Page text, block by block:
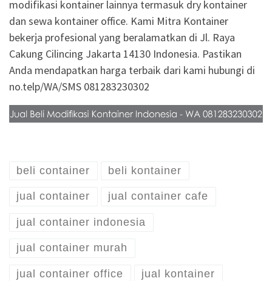
modifikasi kontainer lainnya termasuk dry kontainer
dan sewa kontainer office. Kami Mitra Kontainer
bekerja profesional yang beralamatkan di Jl. Raya
Cakung Cilincing Jakarta 14130 Indonesia. Pastikan
Anda mendapatkan harga terbaik dari kami hubungi di
no.telp/WA/SMS 081283230302
beli container beli kontainer
jual container jual container cafe
jual container indonesia
jual container murah
jual container office jual kontainer